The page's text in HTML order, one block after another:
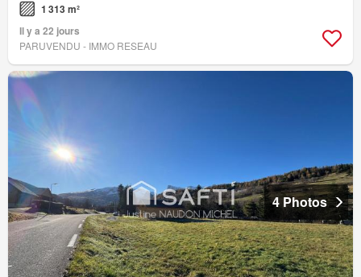
1 313 m²
Il y a 22 jours
PARUVENDU - IMMO RESEAU
4 Photos